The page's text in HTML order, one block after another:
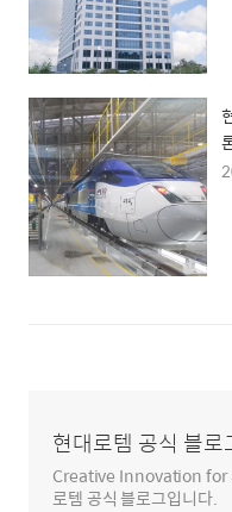
현대로템 공식 블로
Creative Innovation for
로템 공식 블로그입니다.